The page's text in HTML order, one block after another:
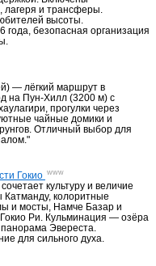
4
лагеря и трансферы.
высоты.
безопасная организация
— лёгкий маршрут в
на Пун-Хилл (3200 м) с
прогулки через
чайные домики и
Отличный выбор для
Гокио www
культуру и величие
колоритные
и мосты, Намче Базар и
Ри. Кульминация — озёра
Эвереста.
для сильного духа.